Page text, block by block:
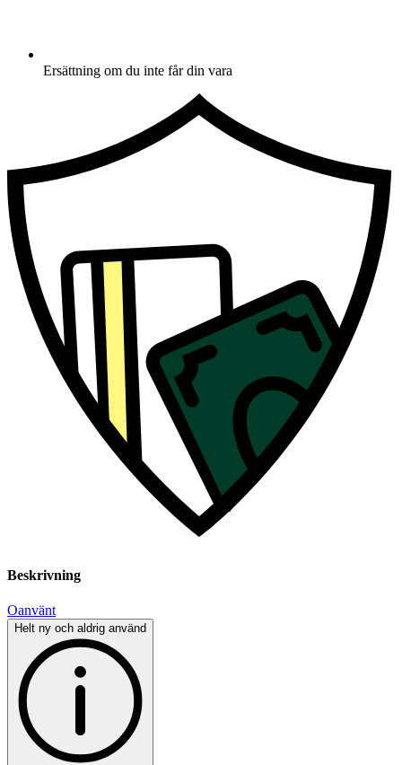
Ersättning om du inte får din vara
Beskrivning
Oanvänt
Helt ny och aldrig använd